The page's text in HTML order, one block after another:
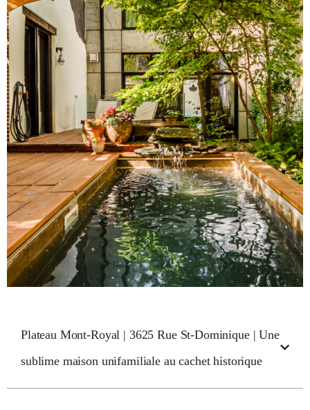
Plateau Mont-Royal | 3625 Rue St-Dominique | Une
sublime maison unifamiliale au cachet historique